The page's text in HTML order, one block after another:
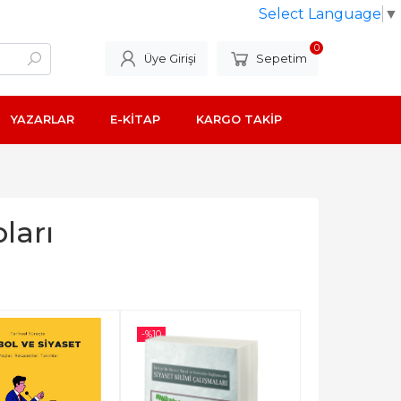
Üye Girişi Sepetim
0
YAZARLAR E-KİTAP KARGO TAKİP
-%10
Select Language ▼